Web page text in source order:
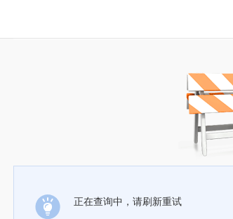
正在查询中，请刷新重试